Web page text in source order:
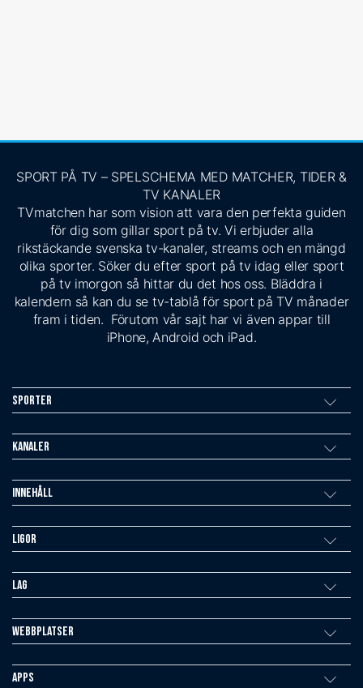
SPORT PÅ TV – SPELSCHEMA MED MATCHER, TIDER &
TV KANALER
TVmatchen har som vision att vara den perfekta guiden
för dig som gillar sport på tv. Vi erbjuder alla
rikstäckande svenska tv-kanaler, streams och en mängd
olika sporter. Söker du efter sport på tv idag eller sport
på tv imorgon så hittar du det hos oss. Bläddra i
kalendern så kan du se tv-tablå för sport på TV månader
fram i tiden. Förutom vår sajt har vi även appar till
iPhone, Android och iPad.
Sporter
Kanaler
Innehåll
Ligor
Lag
Webbplatser
Apps